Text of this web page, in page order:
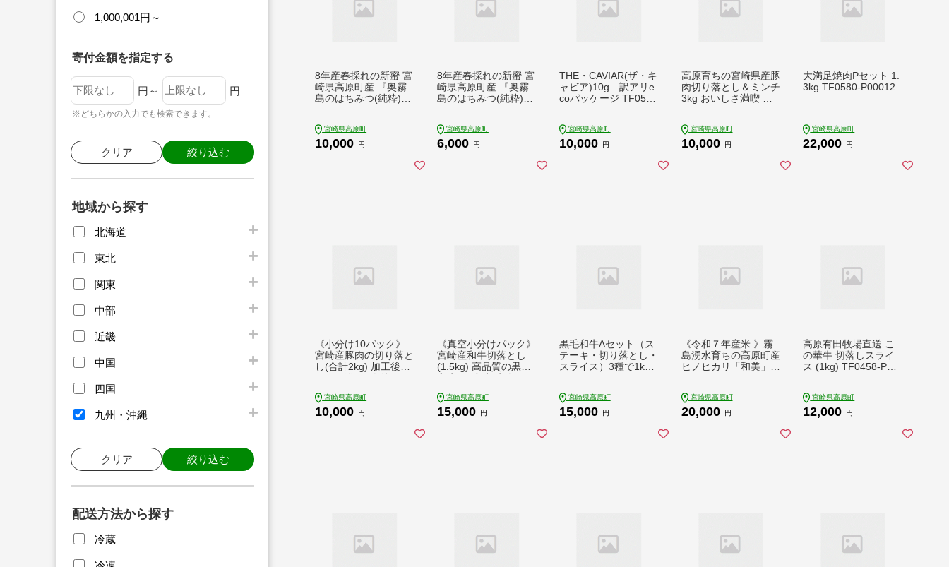
1,000,001円～
寄付金額を指定する
円～ 円
※どちらかの入力でも検索できます。
クリア 絞り込む
地域から探す
北海道
東北
関東
中部
近畿
中国
四国
九州・沖縄
クリア 絞り込む
配送方法から探す
冷蔵
8年産春採れの新蜜 宮
崎県高原町産 『奥霧
島のはちみつ(純粋)』
宮崎県高原町
10,000 円
8年産春採れの新蜜 宮
崎県高原町産 『奥霧
島のはちみつ(純粋)』
宮崎県高原町
6,000 円
THE・CAVIAR(ザ・キ
ャビア)10g 訳アリe
coパッケージ TF0531
宮崎県高原町
10,000 円
高原育ちの宮崎県産豚
肉切り落とし＆ミンチ
3kg おいしさ満喫 ア
材 生姜焼き しゃぶし
ゃぶ ハンバーグ 餃子
宮崎県高原町
10,000 円
大満足焼肉Pセット 1.
3kg TF0580-P00012
宮崎県高原町
22,000 円
《小分け10パック》
宮崎産豚肉の切り落と
し(合計2kg) 加工後す
集20000円以下』-宮
崎県高原町] TF0553-
宮崎県高原町
10,000 円
《真空小分けパック》
宮崎産和牛切落とし
(1.5kg) 高品質の黒毛
0020
宮崎県高原町
15,000 円
黒毛和牛Aセット（ス
テーキ・切り落とし・
スライス）3種で1kg
宮崎県高原町
15,000 円
《令和７年産米 》霧
島湧水育ちの高原町産
ヒノヒカリ「和美」5
宮崎県高原町
20,000 円
高原有田牧場直送 こ
の華牛 切落しスライ
ス (1kg) TF0458-P00
宮崎県高原町
12,000 円